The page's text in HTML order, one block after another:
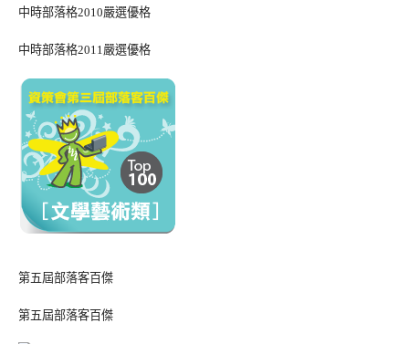
中時部落格2010嚴選優格
中時部落格2011嚴選優格
第五屆部落客百傑
第五屆部落客百傑